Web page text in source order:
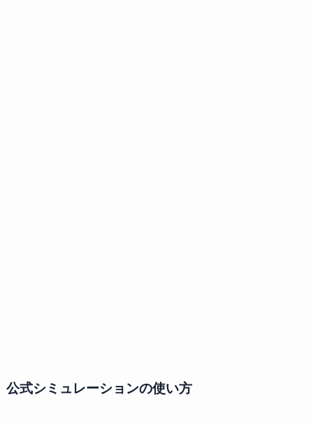
公式シミュレーションの使い方